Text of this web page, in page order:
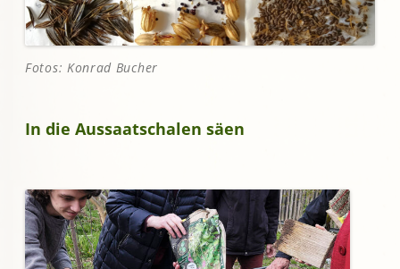
Fotos: Konrad Bucher
In die Aussaatschalen säen